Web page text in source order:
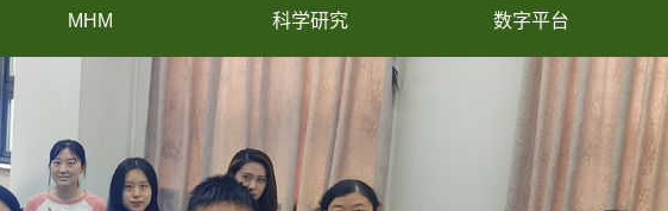
MHM 科学研究 数字平台